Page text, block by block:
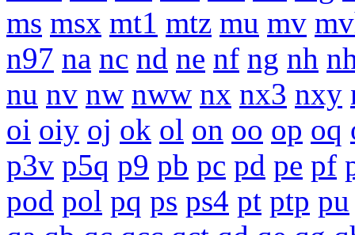
ms msx mt1 mtz mu mv
n97 na nc nd ne nf ng nh
nu nv nw nww nx nx3 nxy
oi oiy oj ok ol on oo op oq
p3v p5q p9 pb pc pd pe pf
pod pol pq ps ps4 pt ptp pu